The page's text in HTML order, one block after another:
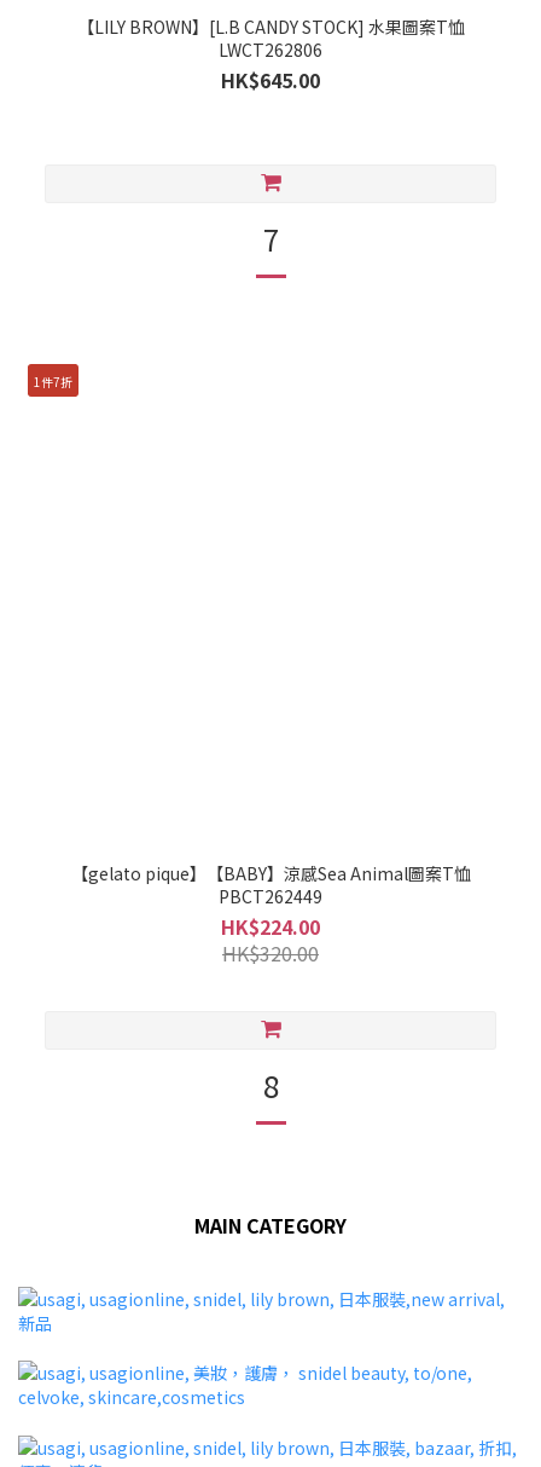
【LILY BROWN】[L.B CANDY STOCK] 水果圖案T恤
LWCT262806
HK$645.00
7
1件7折
【gelato pique】【BABY】涼感Sea Animal圖案T恤
PBCT262449
HK$224.00
HK$320.00
8
MAIN CATEGORY